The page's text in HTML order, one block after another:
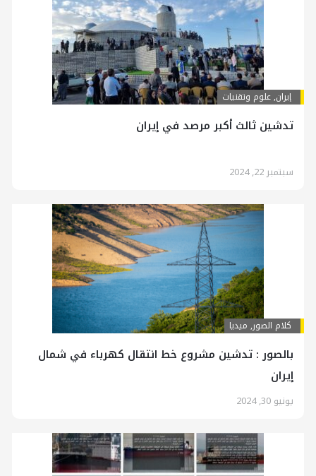
إيران,علوم وتقنيات
تدشين ثالث أكبر مرصد في إيران
سبتمبر 22, 2024
کلام الصور, ميديا
بالصور : تدشين مشروع خط انتقال كهرباء في شمال
إيران
يونيو 30, 2024